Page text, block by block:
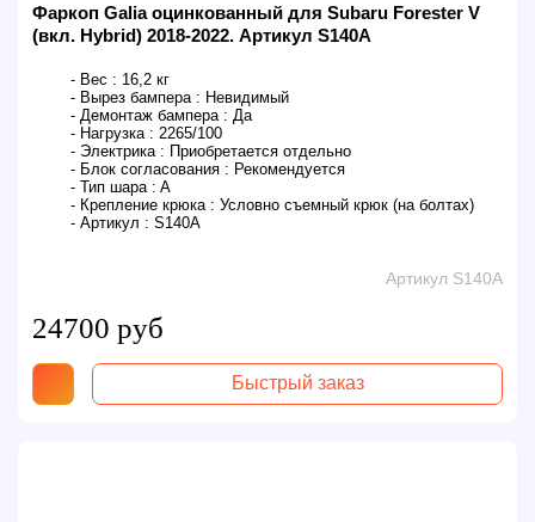
Фаркоп Galia оцинкованный для Subaru Forester V
(вкл. Hybrid) 2018-2022. Артикул S140A
- Вес : 16,2 кг
- Вырез бампера : Невидимый
- Демонтаж бампера : Да
- Нагрузка : 2265/100
- Электрика : Приобретается отдельно
- Блок согласования : Рекомендуется
- Тип шара : A
- Крепление крюка : Условно съемный крюк (на болтах)
- Артикул : S140A
Артикул S140A
24700 руб
Быстрый заказ